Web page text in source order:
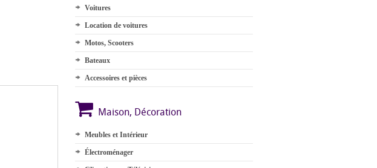
Voitures
Location de voitures
Motos, Scooters
Bateaux
Accessoires et pièces
Maison, Décoration
Meubles et Intérieur
Électroménager